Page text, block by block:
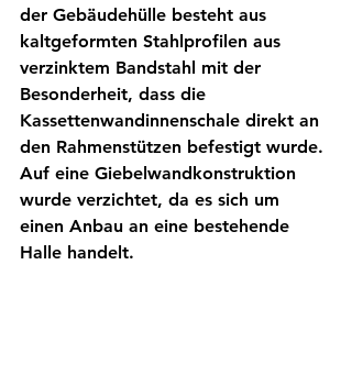
der Gebäudehülle besteht aus
kaltgeformten Stahlprofilen aus
verzinktem Bandstahl mit der
Besonderheit, dass die
Kassettenwandinnenschale direkt an
den Rahmenstützen befestigt wurde.
Auf eine Giebelwandkonstruktion
wurde verzichtet, da es sich um
einen Anbau an eine bestehende
Halle handelt.